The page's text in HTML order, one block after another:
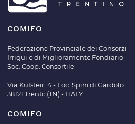
COMIFO
Federazione Provinciale dei Consorzi
Irrigui e di Miglioramento Fondiario
Soc. Coop. Consortile
Via Kufstein 4 - Loc. Spini di Gardolo
38121 Trento (TN) - ITALY
COMIFO